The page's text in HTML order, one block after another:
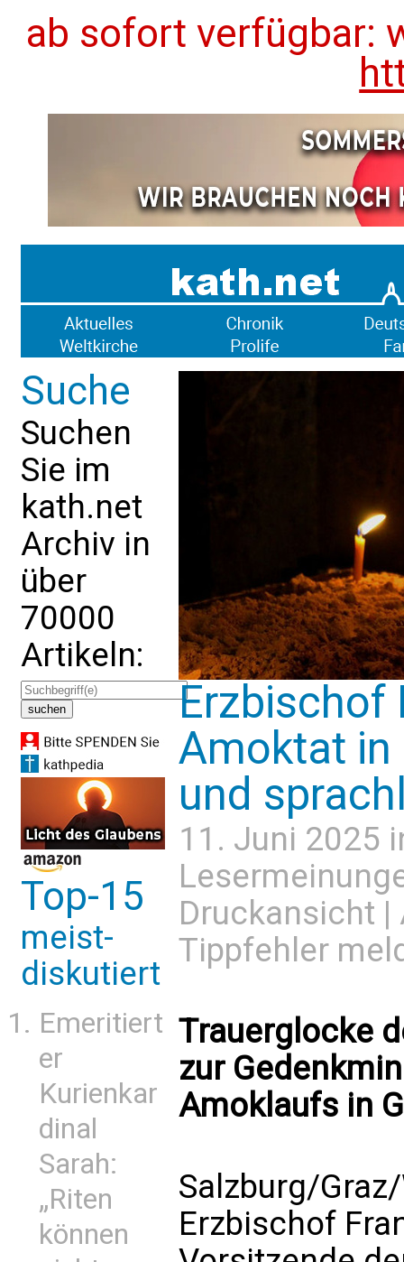
ab sofort verfügbar:
Suche
Suchen
Sie im
kath.net
Archiv in
über
70000
Artikeln:
Top-15
meist-
diskutiert
Emeritiert
er
Kurienkar
dinal
Sarah:
„Riten
können
Erzbischof
Amoktat in
und
11. Juni 2025
Druckansicht |
Tippfehler
Trauerglocke
zur
Amoklaufs in
Salzburg/
Erzbischof